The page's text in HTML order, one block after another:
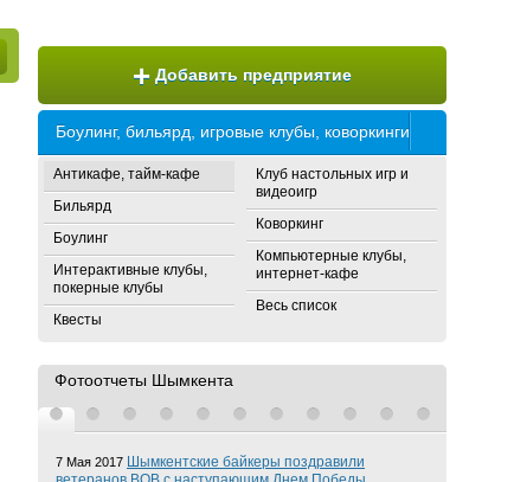
+ Добавить предприятие
Боулинг, бильярд, игровые клубы, коворкинги
Антикафе, тайм-кафе
Бильярд
Боулинг
Интерактивные клубы,
покерные клубы
Квесты
Клуб настольных игр и
видеоигр
Коворкинг
Компьютерные клубы,
интернет-кафе
Весь список
Фотоотчеты Шымкента
7 Мая 2017 Шымкентские байкеры поздравили